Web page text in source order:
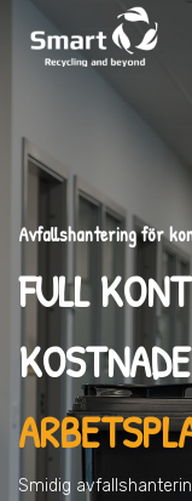
Avfallshantering för
FULL
Smidig